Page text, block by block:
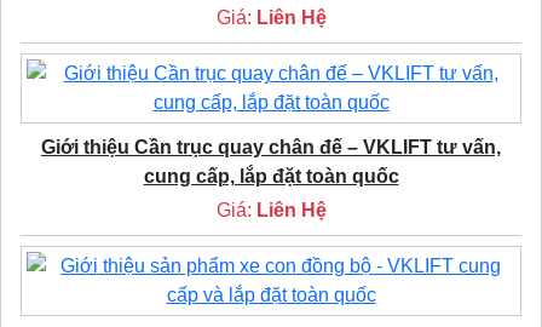
Giá: Liên Hệ
Giới thiệu Cần trục quay chân đế – VKLIFT tư vấn,
cung cấp, lắp đặt toàn quốc
Giá: Liên Hệ